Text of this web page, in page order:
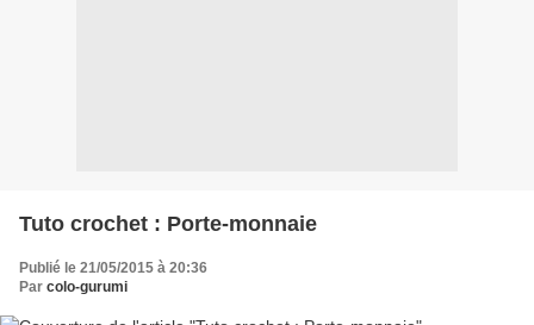
Tuto crochet : Porte-monnaie
Publié le 21/05/2015 à 20:36
Par colo-gurumi